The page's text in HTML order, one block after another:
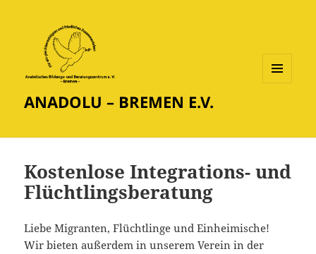
ANADOLU – BREMEN E.V.
Kostenlose Integrations- und
Flüchtlingsberatung
Liebe Migranten, Flüchtlinge und Einheimische!
Wir bieten außerdem in unserem Verein in der